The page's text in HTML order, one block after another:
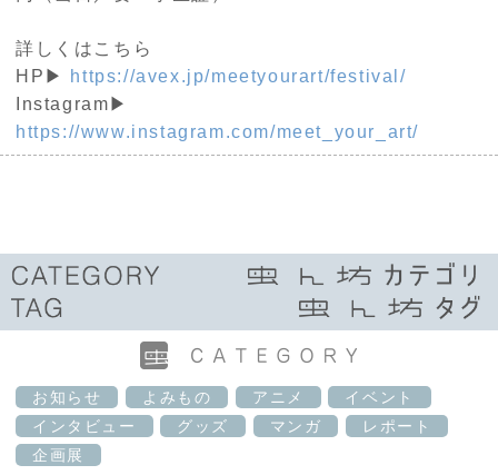
詳しくはこちら
HP▶ https://avex.jp/meetyourart/festival/
Instagram▶
https://www.instagram.com/meet_your_art/
お知らせ よみもの アニメ
イベント
インタビュー
グッズ マンガ
レポート
企画展